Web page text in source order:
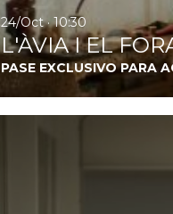
24/Oct · 10:30
L'ÀVIA I EL
PASE EXCLUSIVO PARA